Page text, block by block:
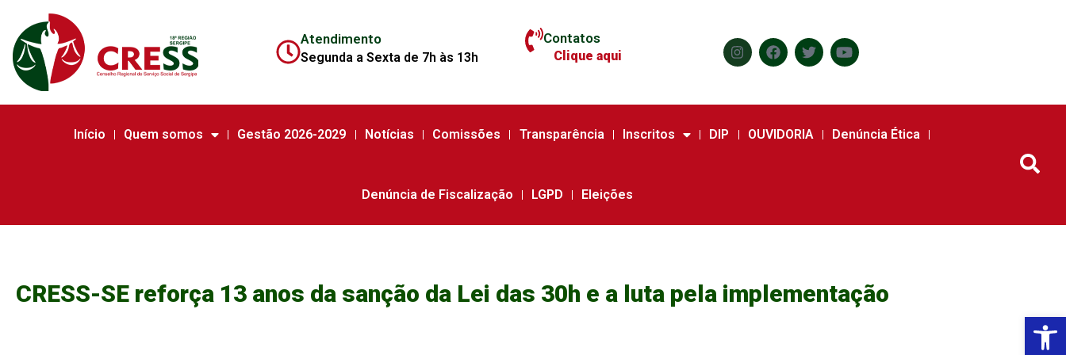
Atendimento
Segunda a Sexta de 7h às 13h
Contatos
Clique aqui
Início Quem somos Gestão 2026-2029 Notícias Comissões Transparência Inscritos DIP OUVIDORIA Denúncia Ética
Denúncia de Fiscalização LGPD Eleições
CRESS-SE reforça 13 anos da sanção da Lei das 30h e a luta pela implementação